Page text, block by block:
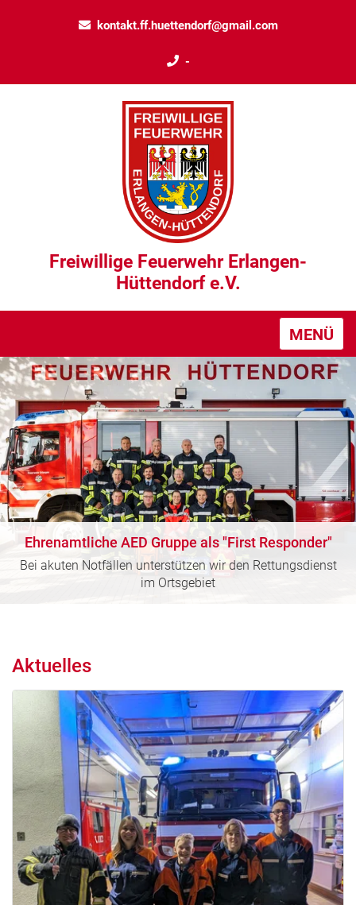
kontakt.ff.huettendorf@gmail.com
-
Freiwillige Feuerwehr Erlangen-
Hüttendorf e.V.
MENÜ
Ehrenamtliche AED Gruppe als "First Responder"
Bei akuten Notfällen unterstützen wir den Rettungsdienst
im Ortsgebiet
Aktuelles